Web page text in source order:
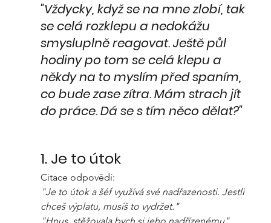
"Vždycky, když se na mne zlobí, tak
se celá rozklepu a nedokážu
smysluplně reagovat. Ještě půl
hodiny po tom se celá klepu a
někdy na to myslím před spaním,
co bude zase zítra. Mám strach jít
do práce. Dá se s tím něco dělat?"
1. Je to útok
Citace odpovědí:
"Je to útok a šéf využívá své nadřazenosti. Jestli
chceš výplatu, musíš to vydržet."